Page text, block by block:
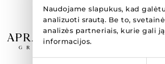
Naudojame slapukus, kad
analizuoti srautą. Be to,
analizės partneriais, kurie gali
informacijos.
Centrinio
grupėje
Apranga Group
Atlyginimas: 3000-3450